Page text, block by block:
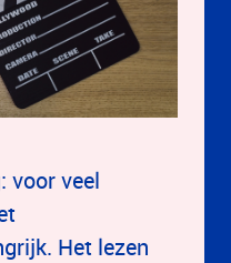
voor veel
Het lezen